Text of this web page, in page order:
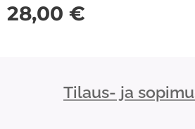
28,00 €
Tilaus- ja